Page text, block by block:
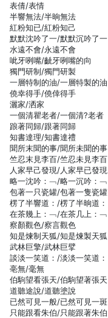
表倩/表情
半響無法/半晌無法
紅粉知已/紅粉知己
默默沈吟了一/默默沉吟了一
水遠不會/永遠不會
呲牙咧嘴/齜牙咧嘴的向
獨門研制/獨門研製
一層特制的油/一層特製的油
僥幸得手/僥倖得手
灑家/洒家
一個清瞿老者/一個清?老者
踉著同歸/跟著同歸
知書達理/知書達禮
聞所末聞的事/聞所未聞的事
竺忍末見李百/竺忍未見李百
人家早己發現/人家早已發現
略一沈吟：﹁/略一沉吟：﹁
包著一只瓷罐/包著一隻瓷罐
楞了半響道：/楞了半晌道：
在茶幾上：﹁/在茶几上：﹁
察顏觀色/察言觀色
知是煉制天狐/知是煉製天狐
武林巨擎/武林巨擘
談淡一笑道：/淡淡一笑道：
亳無/毫無
伯駒望看張天/伯駒望著張天
道聽途說/道聽塗說
已然可見一般/已然可見一斑
只能跟看朱伯/只能跟著朱伯